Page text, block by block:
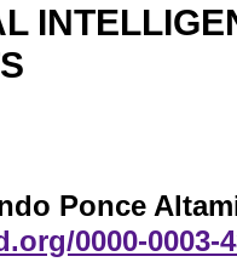
Ponce
0000-0003-